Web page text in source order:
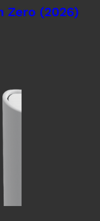
Zero (2026)